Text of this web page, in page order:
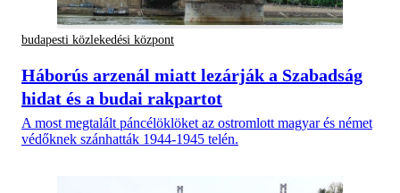
budapesti közlekedési központ
Háborús arzenál miatt lezárják a Szabadság
hidat és a budai rakpartot
A most megtalált páncélöklöket az ostromlott magyar és német
védőknek szánhatták 1944-1945 telén.